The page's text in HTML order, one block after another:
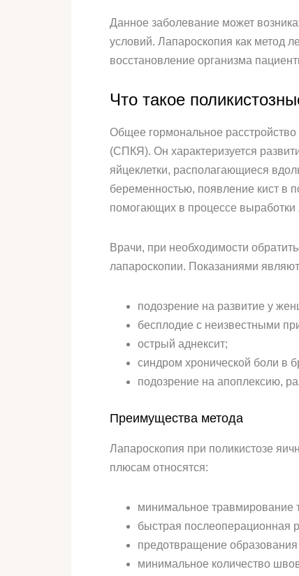
Данное заболевание может
условий. Лапароскопия как метод
восстановление организма
Что такое
Общее гормональное
(СПКЯ). Он характеризуется
яйцеклетки, располагающиеся
беременностью, появление кист в
помогающих в процессе выработки
Врачи, при необходимости
лапароскопии. Показаниями
подозрение на развитие у
бесплодие с неизвестными
острый аднексит;
синдром хронической боли в
подозрение на апоплексию,
Преимущества метода
Лапароскопия при поликистозе
плюсам относятся:
минимальное травмирование
быстрая послеоперационная
предотвращение образования
минимальное количество